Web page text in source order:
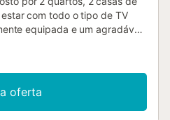
com todo o tipo de TV
equipada e um agradável
das famosas Marbella e
minutos do aeroporto
Mijas Costa, no coração da
Golf tem uma
rodeado por instalações
oferta